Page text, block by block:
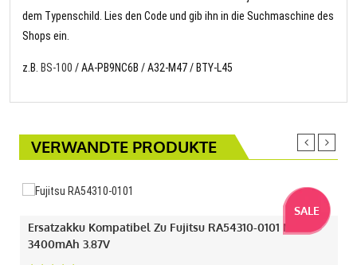
dem Typenschild. Lies den Code und gib ihn in die Suchmaschine des
Shops ein.
z.B. BS-100 / AA-PB9NC6B / A32-M47 / BTY-L45
VERWANDTE PRODUKTE
SALE
Ersatzakku Kompatibel Zu Fujitsu RA54310-0101 Mit
3400mAh 3.87V